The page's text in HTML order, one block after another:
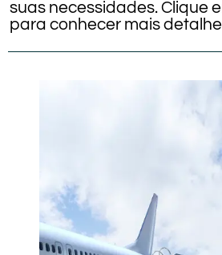
suas necessidades. Clique
para conhecer mais